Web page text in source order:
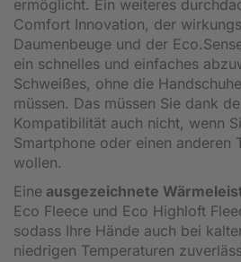
ermöglicht. Ein weiteres
Comfort Innovation, der
Daumenbeuge und der
ein schnelles und einfaches
Schweißes, ohne die
müssen. Das müssen Sie dank
Kompatibilität auch nicht, wenn
Smartphone oder einen anderen
wollen.
Eine ausgezeichnete
Eco Fleece und Eco Highloft
sodass Ihre Hände auch bei
niedrigen Temperaturen